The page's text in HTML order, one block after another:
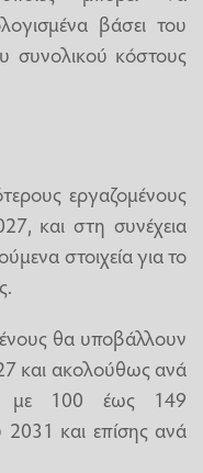
βάσει του
συνολικού κόστους
εργαζομένους
και στη συνέχεια
στοιχεία για το
θα υποβάλλουν
και ακολούθως ανά
με 100 έως 149
2031 και επίσης ανά